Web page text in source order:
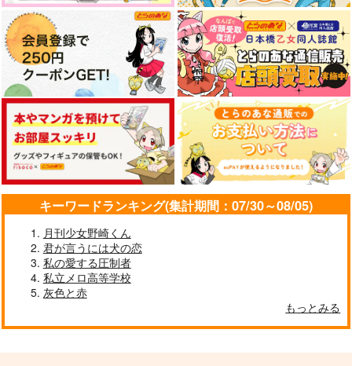
つなぐ宇宙、四畳半
ひとつ残し
715円（税込）
成田狂児×岡聡実
サンプル
作品詳細
デ！
ぽてちをよいしょ
629円（税込）
成田狂児×岡聡実
サンプル
作品詳細
カラオケ大会 in 蒲田
肩こりがひどい
880円（税込）
成田狂児×岡聡実
サンプル
作品詳細
キーワードランキング(集計期間：07/30～08/05)
月刊少女野崎くん
君が言うには犬の恋
私の愛する圧制者
私立メロ高等学校
灰色と赤
もっとみる